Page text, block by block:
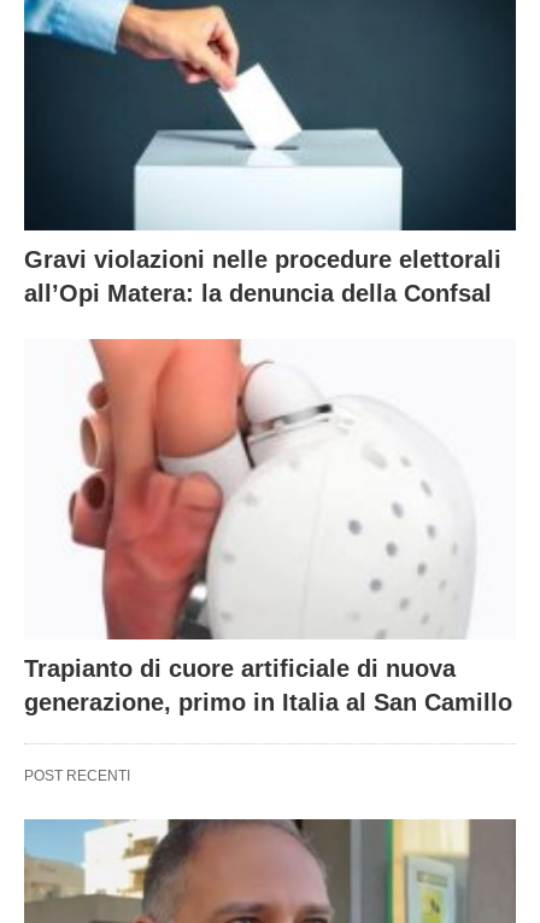
Gravi violazioni nelle procedure elettorali
all’Opi Matera: la denuncia della Confsal
Trapianto di cuore artificiale di nuova
generazione, primo in Italia al San Camillo
POST RECENTI